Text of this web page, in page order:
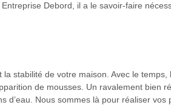
Debord, il a le savoir-faire
stabilité de votre maison. Avec le
de mousses. Un ravalement bien
d’eau. Nous sommes là pour réaliser